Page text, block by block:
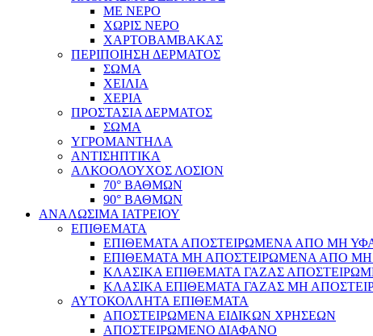
ΜΕ ΝΕΡΟ
ΧΩΡΙΣ ΝΕΡΟ
ΧΑΡΤΟΒΑΜΒΑΚΑΣ
ΠΕΡΙΠΟΙΗΣΗ ΔΕΡΜΑΤΟΣ
ΣΩΜΑ
ΧΕΙΛΙΑ
ΧΕΡΙΑ
ΠΡΟΣΤΑΣΙΑ ΔΕΡΜΑΤΟΣ
ΣΩΜΑ
ΥΓΡΟΜΑΝΤΗΛΑ
ΑΝΤΙΣΗΠΤΙΚΑ
ΑΛΚΟΟΛΟΥΧΟΣ ΛΟΣΙΟΝ
70° ΒΑΘΜΩΝ
90° ΒΑΘΜΩΝ
ΑΝΑΛΩΣΙΜΑ ΙΑΤΡΕΙΟΥ
ΕΠΙΘΕΜΑΤΑ
ΕΠΙΘΕΜΑΤΑ ΑΠΟΣΤΕΙΡΩΜΕΝΑ ΑΠΟ ΜΗ
ΕΠΙΘΕΜΑΤΑ ΜΗ ΑΠΟΣΤΕΙΡΩΜΕΝΑ ΑΠΟ ΜΗ
ΚΛΑΣΙΚΑ ΕΠΙΘΕΜΑΤΑ ΓΑΖΑΣ
ΚΛΑΣΙΚΑ ΕΠΙΘΕΜΑΤΑ ΓΑΖΑΣ ΜΗ
ΑΥΤΟΚΟΛΛΗΤΑ ΕΠΙΘΕΜΑΤΑ
ΑΠΟΣΤΕΙΡΩΜΕΝΑ ΕΙΔΙΚΩΝ ΧΡΗΣΕΩΝ
ΑΠΟΣΤΕΙΡΩΜΕΝΟ ΔΙΑΦΑΝΟ